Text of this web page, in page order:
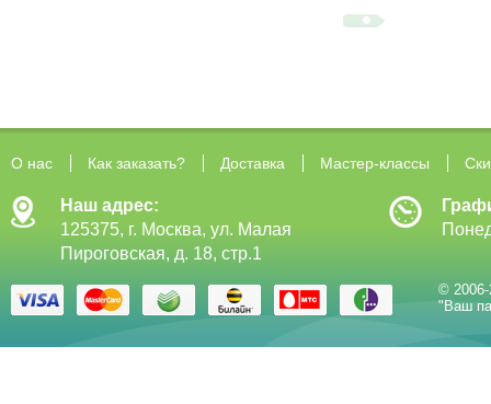
О нас Как заказать? Доставка Мастер-классы
Наш адрес:
125375, г. Москва, ул. Малая
Пироговская, д. 18, стр.1
©
"Ваш